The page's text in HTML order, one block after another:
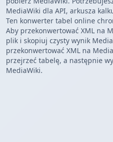
MediaWiki dla API, arkusza
Ten konwerter tabel online
Aby przekonwertować XML na
plik i skopiuj czysty wynik
przekonwertować XML na
przejrzeć tabelę, a następnie
MediaWiki.